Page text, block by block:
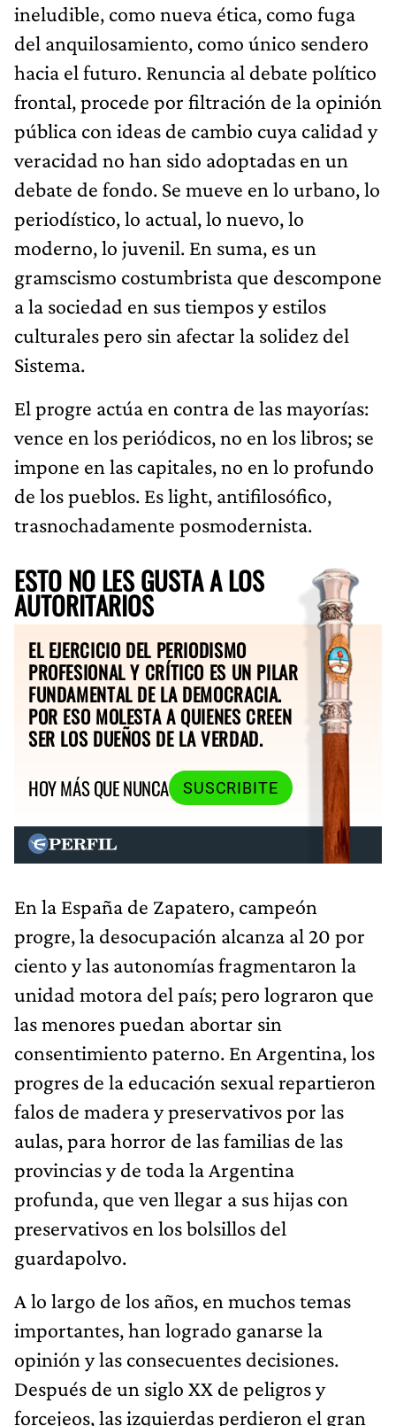
ineludible, como nueva ética, como fuga
del anquilosamiento, como único sendero
hacia el futuro. Renuncia al debate político
frontal, procede por filtración de la opinión
pública con ideas de cambio cuya calidad y
veracidad no han sido adoptadas en un
debate de fondo. Se mueve en lo urbano, lo
periodístico, lo actual, lo nuevo, lo
moderno, lo juvenil. En suma, es un
gramscismo costumbrista que descompone
a la sociedad en sus tiempos y estilos
culturales pero sin afectar la solidez del
Sistema.
El progre actúa en contra de las mayorías:
vence en los periódicos, no en los libros; se
impone en las capitales, no en lo profundo
de los pueblos. Es light, antifilosófico,
trasnochadamente posmodernista.
ESTO NO LES GUSTA A LOS
AUTORITARIOS
EL EJERCICIO DEL PERIODISMO
PROFESIONAL Y CRÍTICO ES UN PILAR
FUNDAMENTAL DE LA DEMOCRACIA.
POR ESO MOLESTA A QUIENES CREEN
SER LOS DUEÑOS DE LA VERDAD.
HOY MÁS QUE NUNCA
SUSCRIBITE
En la España de Zapatero, campeón
progre, la desocupación alcanza al 20 por
ciento y las autonomías fragmentaron la
unidad motora del país; pero lograron que
las menores puedan abortar sin
consentimiento paterno. En Argentina, los
progres de la educación sexual repartieron
falos de madera y preservativos por las
aulas, para horror de las familias de las
provincias y de toda la Argentina
profunda, que ven llegar a sus hijas con
preservativos en los bolsillos del
guardapolvo.
A lo largo de los años, en muchos temas
importantes, han logrado ganarse la
opinión y las consecuentes decisiones.
Después de un siglo XX de peligros y
forcejeos, las izquierdas perdieron el gran